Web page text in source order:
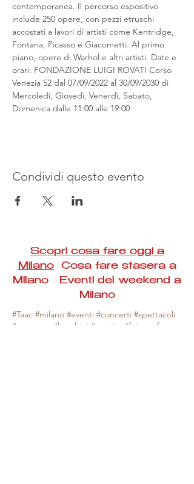
contemporanea. Il percorso espositivo
include 250 opere, con pezzi etruschi
accostati a lavori di artisti come Kentridge,
Fontana, Picasso e Giacometti. Al primo
piano, opere di Warhol e altri artisti. Date e
orari: FONDAZIONE LUIGI ROVATI Corso
Venezia 52 dal 07/09/2022 al 30/09/2030 di
Mercoledì, Giovedì, Venerdì, Sabato,
Domenica dalle 11:00 alle 19:00
Condividi questo evento
Scopri cosa fare oggi a
MilanoCosa fare stasera a
Milano Eventi del weekend a
Milano
#Taac #milano #eventi #concerti #spettacoli
#rassegne #bambini #mostre #fotografia